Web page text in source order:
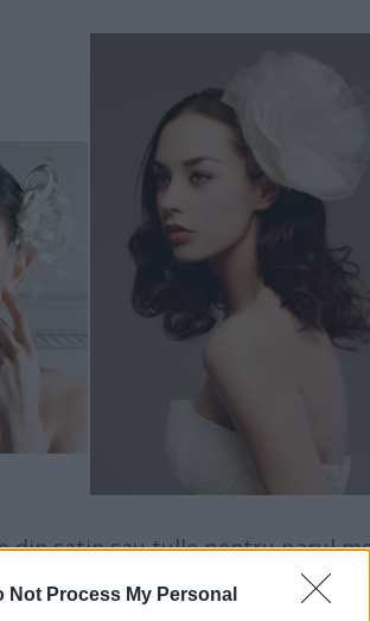
Not Process My Personal
din satin sau tulle pentru parul
- sugestii Karena